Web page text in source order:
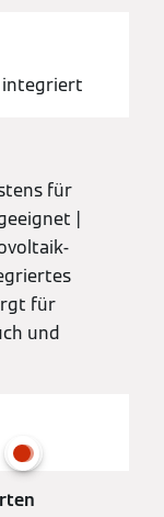
integriert
für
|
für
und